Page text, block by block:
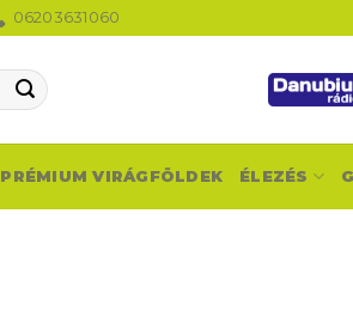
06203631060
PRÉMIUM VIRÁGFÖLDEK ÉLEZÉS